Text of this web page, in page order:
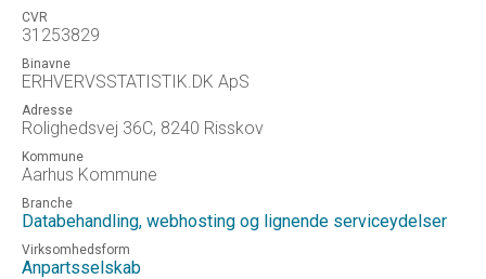
CVR
31253829
Binavne
ERHVERVSSTATISTIK.DK ApS
Adresse
Rolighedsvej 36C, 8240 Risskov
Kommune
Aarhus Kommune
Branche
Databehandling, webhosting og lignende serviceydelser
Virksomhedsform
Anpartsselskab